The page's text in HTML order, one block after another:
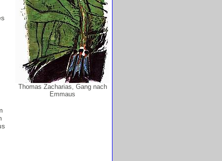
Thomas Zacharias, Gang nach
Emmaus